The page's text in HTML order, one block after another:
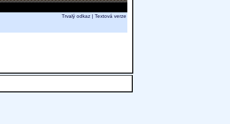
Trvalý odkaz | Textová verze